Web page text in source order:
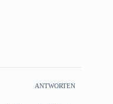
ANTWORTEN